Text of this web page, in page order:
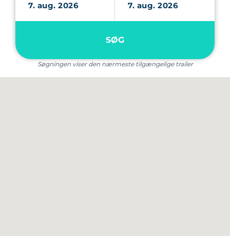
SØG
Søgningen viser den nærmeste tilgængelige trailer